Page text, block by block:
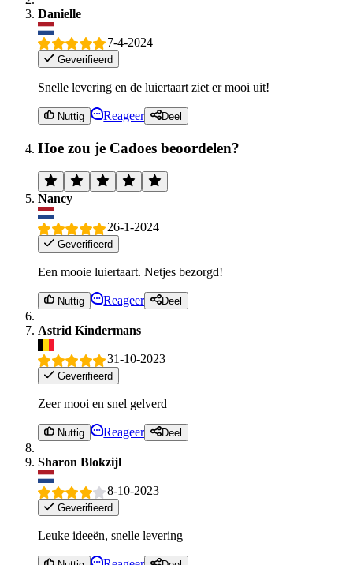
Danielle
7-4-2024
Geverifieerd
Snelle levering en de luiertaart ziet er mooi uit!
Nuttig Reageer Deel
Hoe zou je Cadoes beoordelen?
Nancy
26-1-2024
Geverifieerd
Een mooie luiertaart. Netjes bezorgd!
Nuttig Reageer Deel
Astrid Kindermans
31-10-2023
Geverifieerd
Zeer mooi en snel gelverd
Nuttig Reageer Deel
Sharon Blokzijl
8-10-2023
Geverifieerd
Leuke ideeën, snelle levering